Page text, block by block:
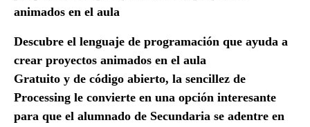
animados en el aula
Descubre el lenguaje de programación que ayuda a
crear proyectos animados en el aula
Gratuito y de código abierto, la sencillez de
Processing le convierte en una opción interesante
para que el alumnado de Secundaria se adentre en